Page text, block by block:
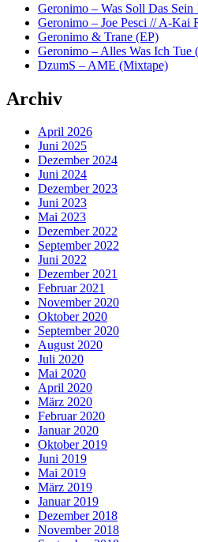
Geronimo – Was Soll Das Sein
Geronimo – Joe Pesci // A-Kai
Geronimo & Trane (EP)
Geronimo – Alles Was Ich Tue
DzumS – AME (Mixtape)
Archiv
April 2026
Juni 2025
Dezember 2024
Juni 2024
Dezember 2023
Juni 2023
Mai 2023
Dezember 2022
September 2022
Juni 2022
Dezember 2021
Februar 2021
November 2020
Oktober 2020
September 2020
August 2020
Juli 2020
Mai 2020
April 2020
März 2020
Februar 2020
Januar 2020
Oktober 2019
Juni 2019
Mai 2019
März 2019
Januar 2019
Dezember 2018
November 2018